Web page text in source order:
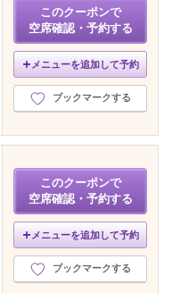
このクーポンで
空席確認・予約する
メニューを追加して予約
ブックマークする
このクーポンで
空席確認・予約する
メニューを追加して予約
ブックマークする